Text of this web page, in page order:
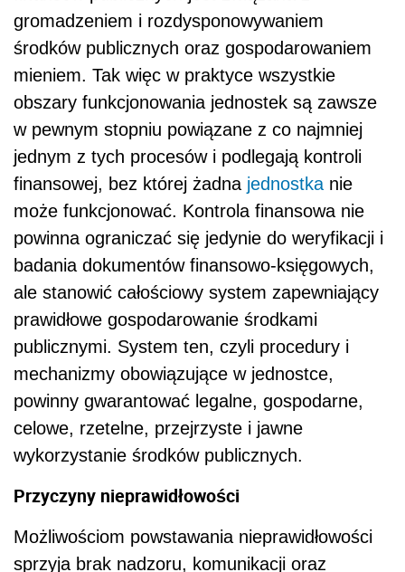
gromadzeniem i rozdysponowywaniem
środków publicznych oraz gospodarowaniem
mieniem. Tak więc w praktyce wszystkie
obszary funkcjonowania jednostek są zawsze
w pewnym stopniu powiązane z co najmniej
jednym z tych procesów i podlegają kontroli
finansowej, bez której żadna jednostka nie
może funkcjonować. Kontrola finansowa nie
powinna ograniczać się jedynie do weryfikacji i
badania dokumentów finansowo-księgowych,
ale stanowić całościowy system zapewniający
prawidłowe gospodarowanie środkami
publicznymi. System ten, czyli procedury i
mechanizmy obowiązujące w jednostce,
powinny gwarantować legalne, gospodarne,
celowe, rzetelne, przejrzyste i jawne
wykorzystanie środków publicznych.
Przyczyny nieprawidłowości
Możliwościom powstawania nieprawidłowości
sprzyja brak nadzoru, komunikacji oraz